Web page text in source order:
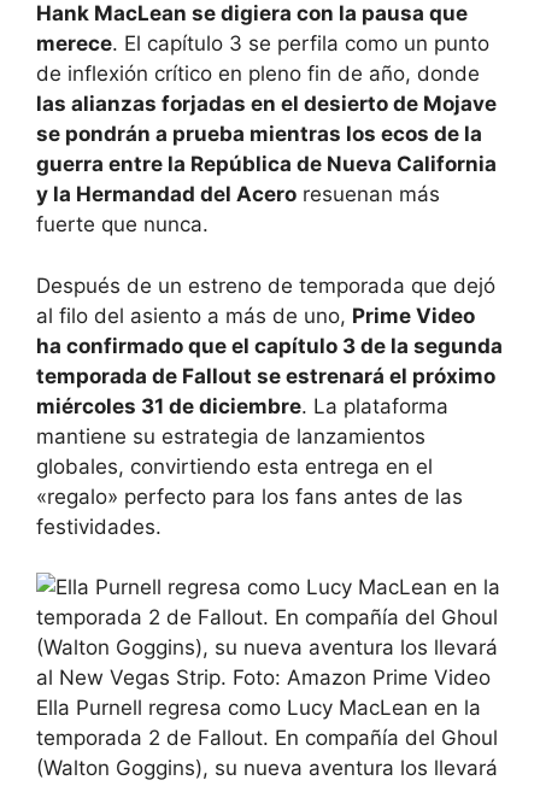
Hank MacLean se digiera con la pausa que
merece. El capítulo 3 se perfila como un punto
de inflexión crítico en pleno fin de año, donde
las alianzas forjadas en el desierto de Mojave
se pondrán a prueba mientras los ecos de la
guerra entre la República de Nueva California
y la Hermandad del Acero resuenan más
fuerte que nunca.
Después de un estreno de temporada que dejó
al filo del asiento a más de uno, Prime Video
ha confirmado que el capítulo 3 de la segunda
temporada de Fallout se estrenará el próximo
miércoles 31 de diciembre. La plataforma
mantiene su estrategia de lanzamientos
globales, convirtiendo esta entrega en el
«regalo» perfecto para los fans antes de las
festividades.
Ella Purnell regresa como Lucy MacLean en la
temporada 2 de Fallout. En compañía del Ghoul
(Walton Goggins), su nueva aventura los llevará